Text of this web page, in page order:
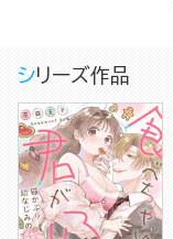
シリーズ作品